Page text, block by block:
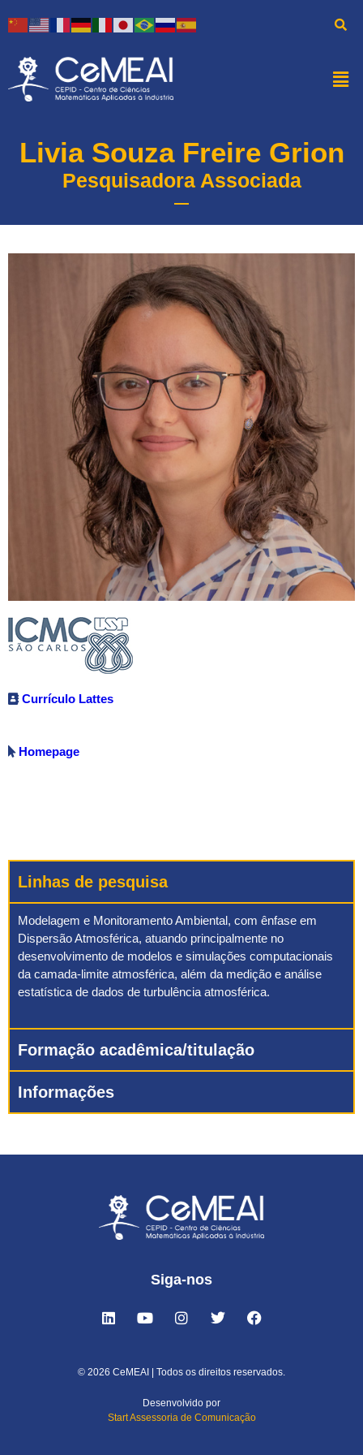
Livia Souza Freire Grion
Pesquisadora Associada
Currículo Lattes
Homepage
Linhas de pesquisa
Modelagem e Monitoramento Ambiental, com ênfase em
Dispersão Atmosférica, atuando principalmente no
desenvolvimento de modelos e simulações computacionais
da camada-limite atmosférica, além da medição e análise
estatística de dados de turbulência atmosférica.
Formação acadêmica/titulação
Informações
Siga-nos
© 2026 CeMEAI | Todos os direitos reservados.
Desenvolvido por
Start Assessoria de Comunicação